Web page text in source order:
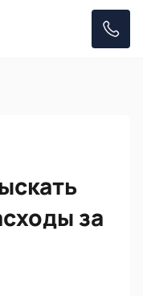
за